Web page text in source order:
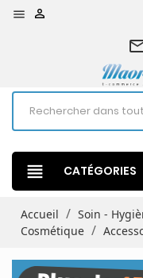
 
view_headline CATÉGORIES
Accueil Soin -
Cosmétique